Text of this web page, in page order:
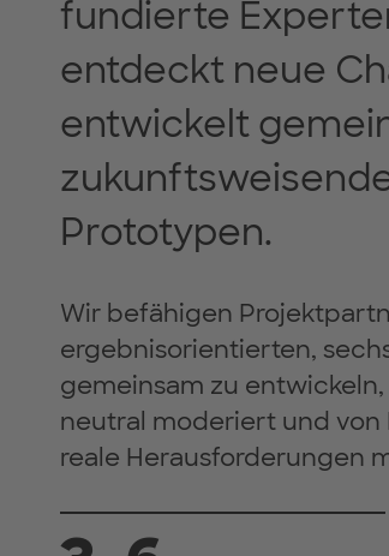
fundierte
entdeckt neue
entwickelt
Prototypen.
Wir befähigen
ergebnisorientierten,
gemeinsam zu
neutral moderiert und
reale Herausforderungen